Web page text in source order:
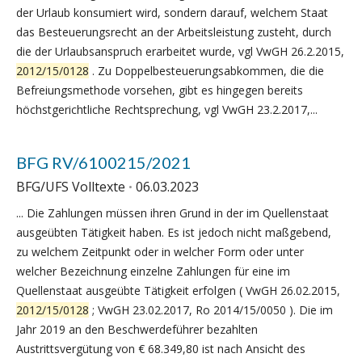
der Urlaub konsumiert wird, sondern darauf, welchem Staat
das Besteuerungsrecht an der Arbeitsleistung zusteht, durch
die der Urlaubsanspruch erarbeitet wurde, vgl VwGH 26.2.2015,
2012/15/0128 . Zu Doppelbesteuerungsabkommen, die die
Befreiungsmethode vorsehen, gibt es hingegen bereits
höchstgerichtliche Rechtsprechung, vgl VwGH 23.2.2017,...
BFG RV/6100215/2021
BFG/UFS Volltexte 06.03.2023
... Die Zahlungen müssen ihren Grund in der im Quellenstaat
ausgeübten Tätigkeit haben. Es ist jedoch nicht maßgebend,
zu welchem Zeitpunkt oder in welcher Form oder unter
welcher Bezeichnung einzelne Zahlungen für eine im
Quellenstaat ausgeübte Tätigkeit erfolgen ( VwGH 26.02.2015,
2012/15/0128 ; VwGH 23.02.2017, Ro 2014/15/0050 ). Die im
Jahr 2019 an den Beschwerdeführer bezahlten
Austrittsvergütung von € 68.349,80 ist nach Ansicht des